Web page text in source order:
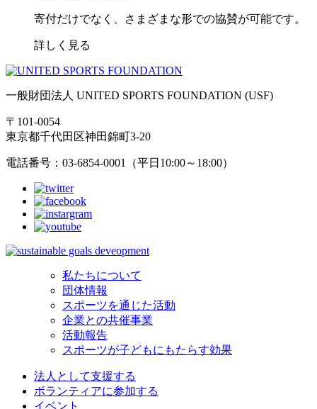
寄付だけでなく、さまざまな形での協賛が可能です。
詳しく見る
一般財団法人 UNITED SPORTS FOUNDATION (USF)
〒101-0054
東京都千代田区神田錦町3-20
電話番号：03-6854-0001（平日10:00～18:00）
私たちについて
団体情報
スポーツを通じた活動
企業との共催事業
活動報告
スポーツが子どもにもたらす効果
法人として支援する
ボランティアに参加する
イベント